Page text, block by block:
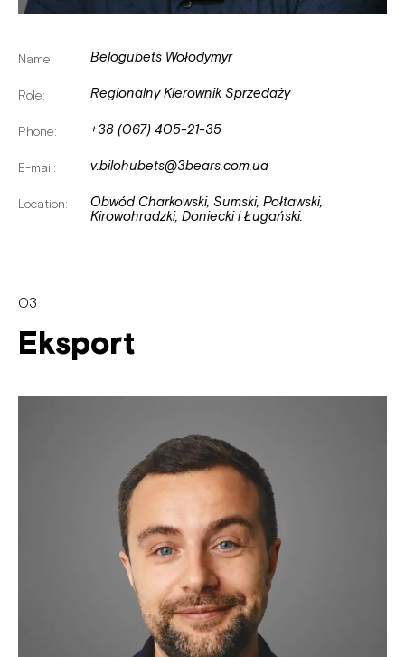
Name: Belogubets Wołodymyr
Role: Regionalny Kierownik Sprzedaży
Phone: +38 (067) 405-21-35
E-mail: v.bilohubets@3bears.com.ua
Location:
Obwód Charkowski, Sumski, Połtawski,
Kirowohradzki, Doniecki i Ługański.
03
Eksport